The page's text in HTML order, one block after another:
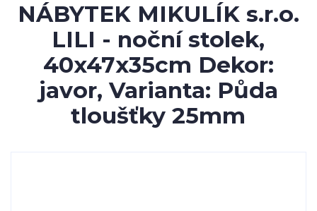
NÁBYTEK MIKULÍK s.r.o.
LILI - noční stolek,
40x47x35cm Dekor:
javor, Varianta: Půda
tloušťky 25mm